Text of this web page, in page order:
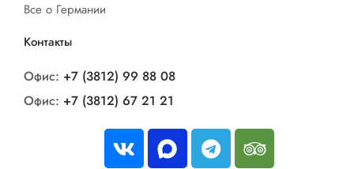
Все о Германии
Контакты
Офис: +7 (3812) 99 88 08
Офис: +7 (3812) 67 21 21